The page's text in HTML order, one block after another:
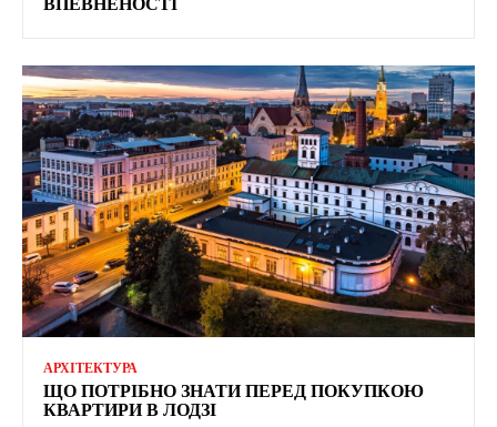
ВПЕВНЕНОСТІ
АРХІТЕКТУРА
ЩО ПОТРІБНО ЗНАТИ ПЕРЕД ПОКУПКОЮ
КВАРТИРИ В ЛОДЗІ